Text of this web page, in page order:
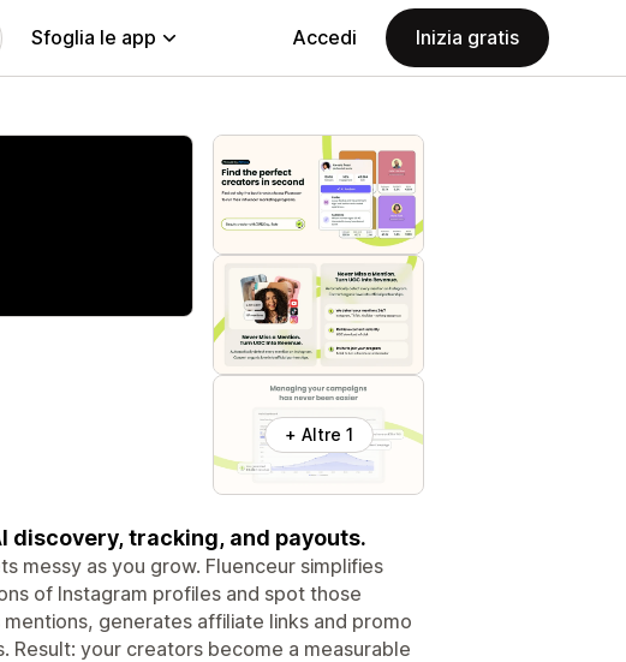
Sfoglia le app Accedi Inizia gratis
+ Altre 1
discovery, tracking, and payouts.
messy as you grow. Fluenceur simplifies
of Instagram profiles and spot those
generates affiliate links and promo
Result: your creators become a measurable